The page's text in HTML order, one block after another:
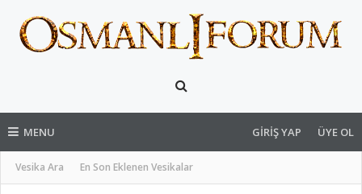
MENU
Vesika Ara En Son Eklenen Vesikalar
GIRIŞ YAP ÜYE OL